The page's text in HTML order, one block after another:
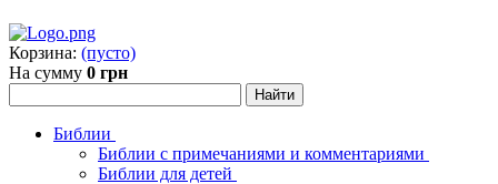
Корзина: (пусто)
На сумму 0 грн
Библии
Библии с примечаниями и комментариями
Библии для детей